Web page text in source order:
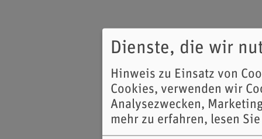
Dienste, die wir
Hinweis zu Einsatz von
Cookies, verwenden wir
Analysezwecken,
mehr zu erfahren, lesen